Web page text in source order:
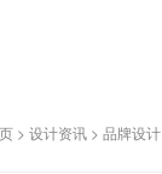
> 设计资讯 > 品牌设计